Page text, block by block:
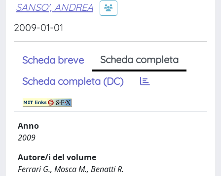
SANSO', ANDREA
2009-01-01
Scheda breve
Scheda completa
Scheda completa (DC)
Anno
2009
Autore/i del volume
Ferrari G., Mosca M., Benatti R.